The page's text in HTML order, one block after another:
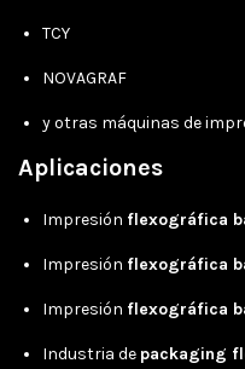
TCY
NOVAGRAF
y otras máquinas de
Aplicaciones
Impresión flexográfica
Impresión flexográfica
Impresión flexográfica
Industria de packaging